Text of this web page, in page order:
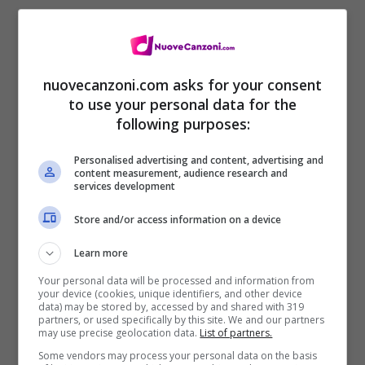
Classifica singoli europea aggiornata al
22 luglio 2012
Carly Rae Jepsen– Call Me Maybe
Maroon 5–Payphone
Flo Rida–Whistle
Gotye – Somebody That I Used To
Know (=)
Fun– We are Yong (=)
Simple Plan – Summer Paradise
(feat. Sean Paul) (=)
nuovecanzoni.com asks for your consent
to use your personal data for the
following purposes:
Personalised advertising and content, advertising and
content measurement, audience research and
services development
Store and/or access information on a device
Learn more
Your personal data will be processed and information from
your device (cookies, unique identifiers, and other device
data) may be stored by, accessed by and shared with 319
partners, or used specifically by this site. We and our partners
may use precise geolocation data. List of partners.
Some vendors may process your personal data on the basis